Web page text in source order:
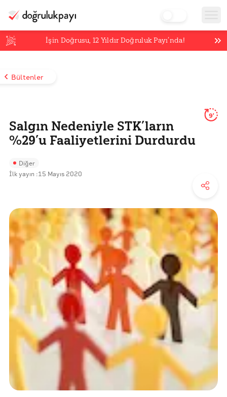
İşin Doğrusu,12 Yıldır Doğruluk Payı’nda!
Bültenler
Salgın Nedeniyle STK’ların
%29’u Faaliyetlerini Durdurdu
9'
Diğer
İlk yayın :15 Mayıs 2020